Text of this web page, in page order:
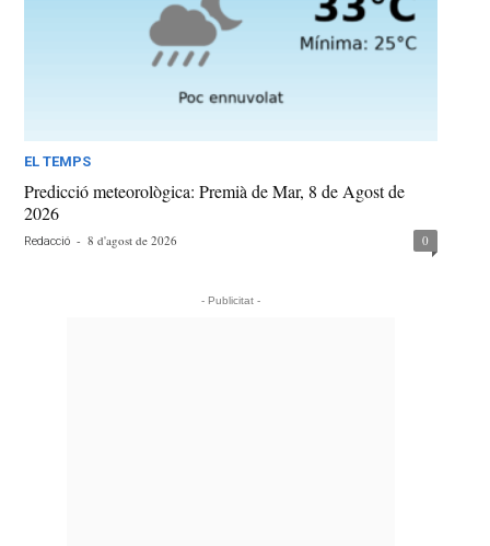
EL TEMPS
Predicció meteorològica: Premià de Mar, 8 de Agost de
2026
Redacció - 8 d'agost de 2026 0
- Publicitat -